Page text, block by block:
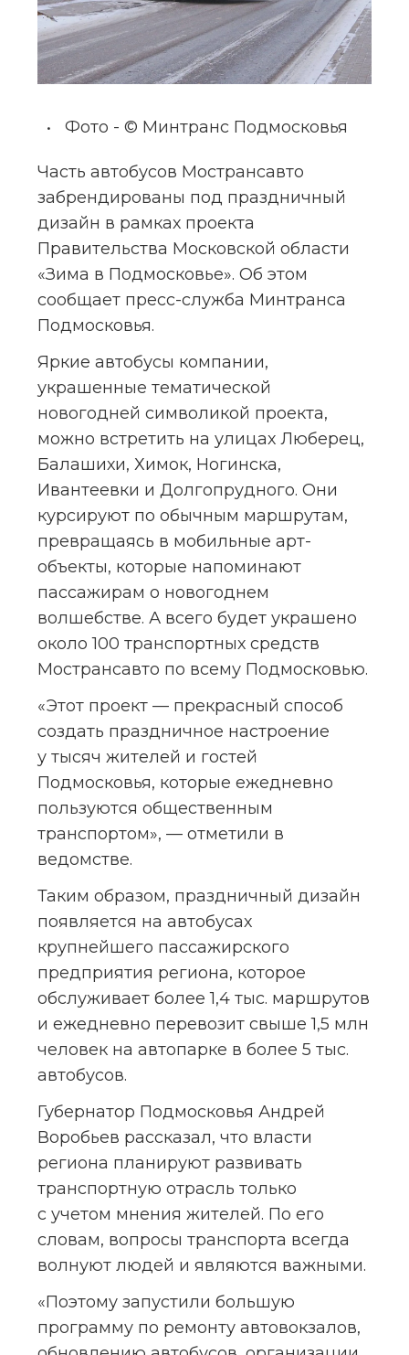
Фото - © Минтранс Подмосковья
Часть автобусов Мострансавто
забрендированы под праздничный
дизайн в рамках проекта
Правительства Московской области
«Зима в Подмосковье». Об этом
сообщает пресс-служба Минтранса
Подмосковья.
Яркие автобусы компании,
украшенные тематической
новогодней символикой проекта,
можно встретить на улицах Люберец,
Балашихи, Химок, Ногинска,
Ивантеевки и Долгопрудного. Они
курсируют по обычным маршрутам,
превращаясь в мобильные арт-
объекты, которые напоминают
пассажирам о новогоднем
волшебстве. А всего будет украшено
около 100 транспортных средств
Мострансавто по всему Подмосковью.
«Этот проект — прекрасный способ
создать праздничное настроение
у тысяч жителей и гостей
Подмосковья, которые ежедневно
пользуются общественным
транспортом», — отметили в
ведомстве.
Таким образом, праздничный дизайн
появляется на автобусах
крупнейшего пассажирского
предприятия региона, которое
обслуживает более 1,4 тыс. маршрутов
и ежедневно перевозит свыше 1,5 млн
человек на автопарке в более 5 тыс.
автобусов.
Губернатор Подмосковья Андрей
Воробьев рассказал, что власти
региона планируют развивать
транспортную отрасль только
с учетом мнения жителей. По его
словам, вопросы транспорта всегда
волнуют людей и являются важными.
«Поэтому запустили большую
программу по ремонту автовокзалов,